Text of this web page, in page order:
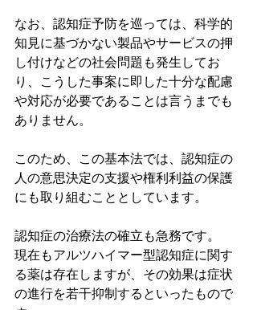
なお、認知症予防を巡っては、科学的
知見に基づかない製品やサービスの押
し付けなどの社会問題も発生してお
り、こうした事案に即した十分な配慮
や対応が必要であることは言うまでも
ありません。
このため、この基本法では、認知症の
人の意思決定の支援や権利利益の保護
にも取り組むこととしています。
認知症の治療法の確立も急務です。
現在もアルツハイマー型認知症に関す
る薬は存在しますが、その効果は症状
の進行を若干抑制するといったもので